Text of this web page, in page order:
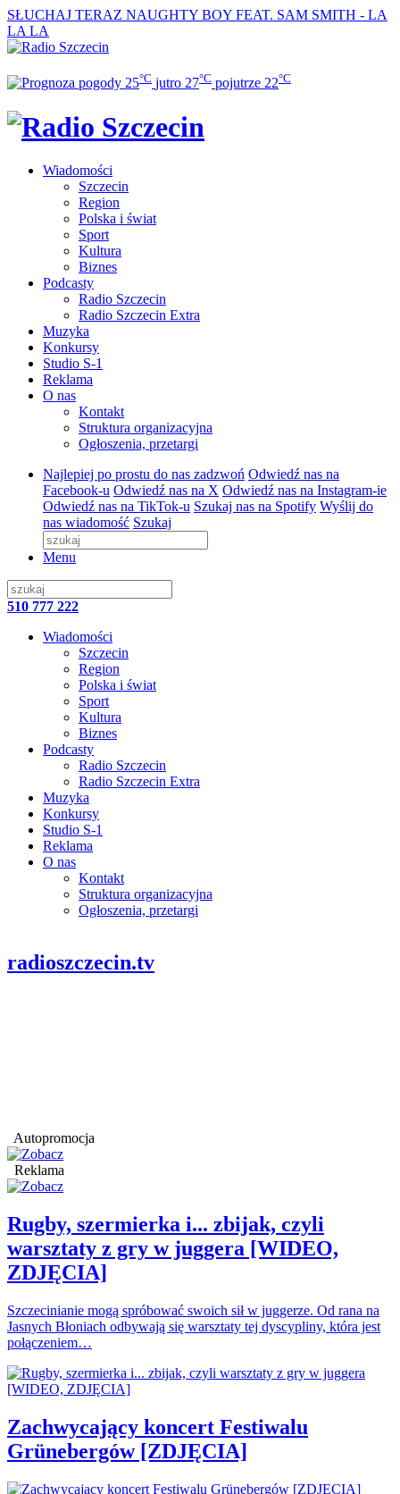
SŁUCHAJ TERAZ NAUGHTY BOY FEAT. SAM SMITH - LA
LA LA
25°C jutro 27°C pojutrze 22°C
Wiadomości
Szczecin
Region
Polska i świat
Sport
Kultura
Biznes
Podcasty
Radio Szczecin
Radio Szczecin Extra
Muzyka
Konkursy
Studio S-1
Reklama
O nas
Kontakt
Struktura organizacyjna
Ogłoszenia, przetargi
Najlepiej po prostu do nas zadzwoń Odwiedź nas na
Facebook-u Odwiedź nas na X Odwiedź nas na Instagram-ie
Odwiedź nas na TikTok-u Szukaj nas na Spotify Wyślij do
nas wiadomość Szukaj
Menu
510 777 222
Wiadomości
Szczecin
Region
Polska i świat
Sport
Kultura
Biznes
Podcasty
Radio Szczecin
Radio Szczecin Extra
Muzyka
Konkursy
Studio S-1
Reklama
O nas
Kontakt
Struktura organizacyjna
Ogłoszenia, przetargi
radioszczecin.tv
Autopromocja
Reklama
Rugby, szermierka i... zbijak, czyli
warsztaty z gry w juggera [WIDEO,
ZDJĘCIA]
Szczecinianie mogą spróbować swoich sił w juggerze. Od rana na
Jasnych Błoniach odbywają się warsztaty tej dyscypliny, która jest
połączeniem…
Zachwycający koncert Festiwalu
Grünebergów [ZDJĘCIA]